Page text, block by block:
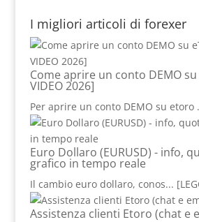
I migliori articoli di forexer
Come aprire un conto DEMO
VIDEO 2026]
Per aprire un conto DEMO su etoro
Euro Dollaro (EURUSD) - info,
grafico in tempo reale
Il cambio euro dollaro, conos...
Assistenza clienti Etoro (chat e